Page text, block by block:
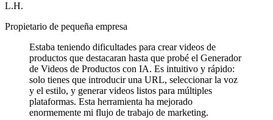
L.H.
Propietario de pequeña empresa
Estaba teniendo dificultades para crear videos de
productos que destacaran hasta que probé el Generador
de Videos de Productos con IA. Es intuitivo y rápido:
solo tienes que introducir una URL, seleccionar la voz
y el estilo, y generar videos listos para múltiples
plataformas. Esta herramienta ha mejorado
enormemente mi flujo de trabajo de marketing.